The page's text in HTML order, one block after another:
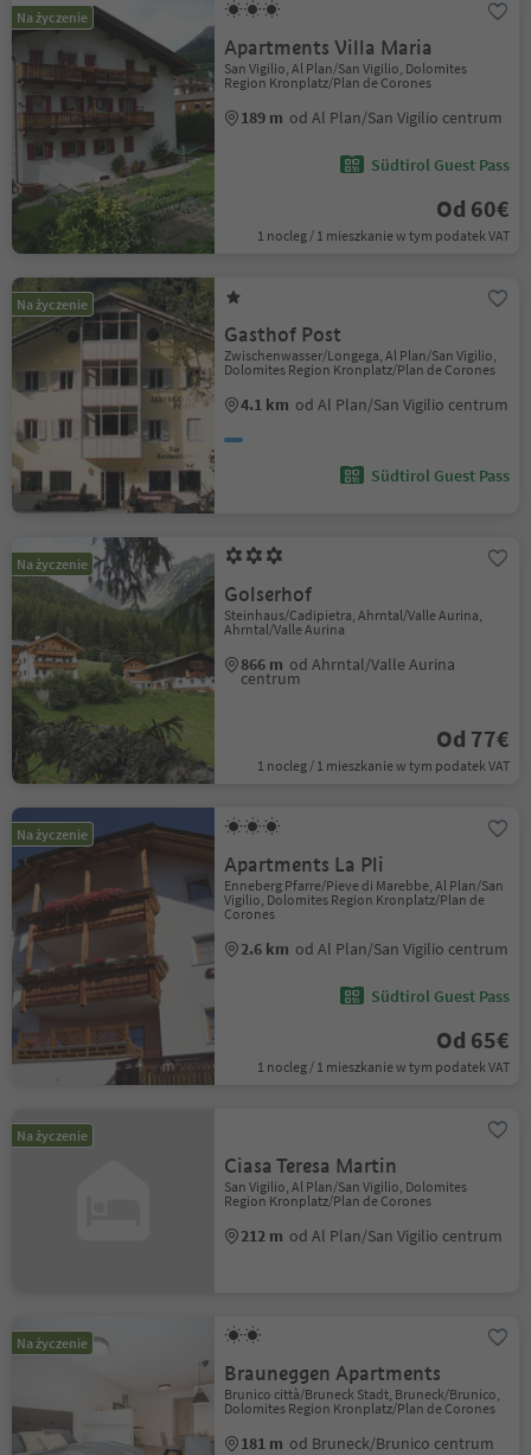
Na życzenie
Apartments Villa Maria
San Vigilio, Al Plan/San Vigilio, Dolomites
Region Kronplatz/Plan de Corones
189 m od Al Plan/San Vigilio centrum
Südtirol Guest Pass
Od 60€
1 nocleg / 1 mieszkanie w tym podatek VAT
Na życzenie
Gasthof Post
Zwischenwasser/Longega, Al Plan/San Vigilio,
Dolomites Region Kronplatz/Plan de Corones
4.1 km od Al Plan/San Vigilio centrum
Südtirol Guest Pass
Na życzenie
Golserhof
Steinhaus/Cadipietra, Ahrntal/Valle Aurina,
Ahrntal/Valle Aurina
866 m od Ahrntal/Valle Aurina
centrum
Od 77€
1 nocleg / 1 mieszkanie w tym podatek VAT
Na życzenie
Apartments La Pli
Enneberg Pfarre/Pieve di Marebbe, Al Plan/San
Vigilio, Dolomites Region Kronplatz/Plan de
Corones
2.6 km od Al Plan/San Vigilio centrum
Südtirol Guest Pass
Od 65€
1 nocleg / 1 mieszkanie w tym podatek VAT
Na życzenie
Ciasa Teresa Martin
San Vigilio, Al Plan/San Vigilio, Dolomites
Region Kronplatz/Plan de Corones
212 m od Al Plan/San Vigilio centrum
Na życzenie
Brauneggen Apartments
Brunico città/Bruneck Stadt, Bruneck/Brunico,
Dolomites Region Kronplatz/Plan de Corones
181 m od Bruneck/Brunico centrum